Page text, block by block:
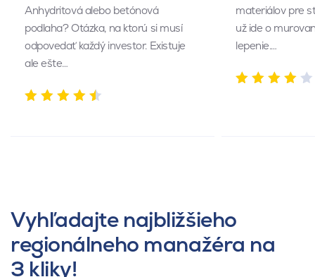
Anhydritová alebo betónová
podlaha? Otázka, na ktorú si musí
odpovedať každý investor. Existuje
ale ešte…
materiálov pre
už ide o
lepenie.…
Vyhľadajte najbližšieho
regionálneho manažéra na
3 kliky!